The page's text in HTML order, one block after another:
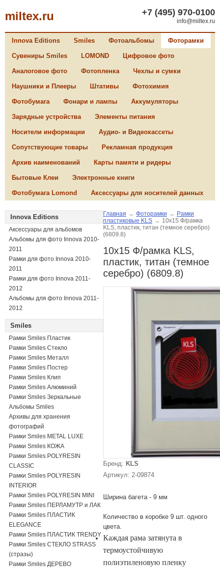
miltex.ru +7 (495) 970-0100
info@miltex.ru
Innova Editions Smiles Фотоальбомы Фоторамки
Сувениры Smiles LOMOND Цифровое фото
Аналоговое фото Фотопленка Чехлы и сумки
Наушники и Плееры Штативы Фотохимия
Фотобумага Фонари и лампы Аккумуляторы
Зарядные устройства Элементы питания
Носители информации Аудио- и Видеокассеты
Сопутствующие товары Рекламная продукция
Архив наименований Карты памяти и ридеры
Бытовые Клеи Электронные книги
Фотобумага Lomond Аксессуары для носителей данных
Innova Editions
Аксессуары для альбомов
Альбомы для фото Innova 2010-
2011
Рамки для фото Innova 2010-
2011
Рамки для фото Innova 2011-
2012
Альбомы для фото Innova 2011-
2012
Smiles
Рамки Smiles Пластик
Рамки Smiles Стекло
Рамки Smiles Металл
Рамки Smiles Постер
Рамки Smiles Клип
Рамки Smiles Алюминий
Рамки Smiles Зеркальные
Альбомы Smiles
Архивы для хранения
фотографий
Рамки Smiles METAL LUXE
Рамки Smiles КОЖА
Рамки Smiles POLYRESIN
CLASSIC
Рамки Smiles POLYRESIN
INTERIOR
Рамки Smiles POLYRESIN MINI
Рамки Smiles ПЕРЛАМУТР и ЛАК
Рамки Smiles ПЛАСТИК
ELEGANCE
Рамки Smiles ПЛАСТИК TRENDY
Рамки Smiles СТЕКЛО STRASS
(стразы)
Рамки Smiles ДЕРЕВО
Главная → Фоторамки → Рамки
пластиковые KLS → 10x15 Ф/рамка
KLS, пластик, титан (темное серебро)
(6809.8)
10x15 Ф/рамка KLS,
пластик, титан (темное
серебро) (6809.8)
Бренд: KLS
Артикул: 2-09874
Ширина багета - 9 мм
Количество в коробке 9 шт. одного
цвета.
Каждая рама затянута в
термоустойчивую
полиэтиленовую пленку